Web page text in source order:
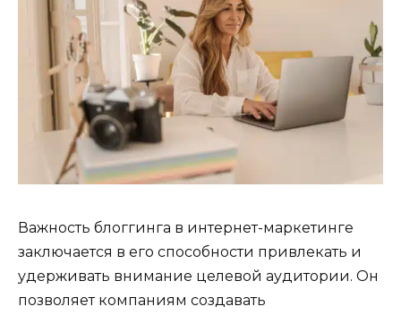
Важность блоггинга в интернет-маркетинге
заключается в его способности привлекать и
удерживать внимание целевой аудитории. Он
позволяет компаниям создавать